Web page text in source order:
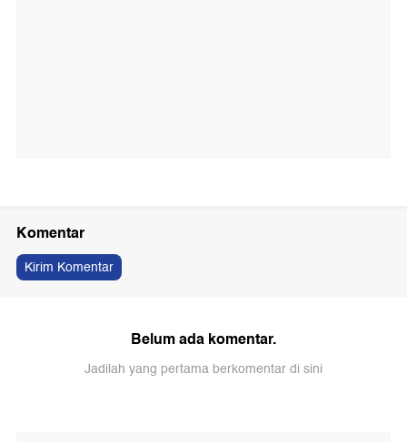
Komentar
Kirim Komentar
Belum ada komentar.
Jadilah yang pertama berkomentar di sini